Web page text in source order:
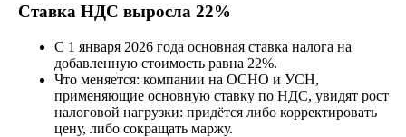
Ставка НДС выросла 22%
C 1 января 2026 года основная ставка налога на
добавленную стоимость равна 22%.
Что меняется: компании на ОСНО и УСН,
применяющие основную ставку по НДС, увидят рост
налоговой нагрузки: придётся либо корректировать
цену, либо сокращать маржу.